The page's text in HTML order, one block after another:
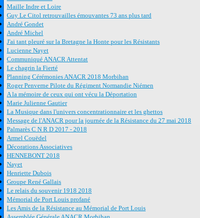
Maille Indre et Loire
Guy Le Citol retrouvailles émouvantes 73 ans plus tard
André Gondet
André Michel
J'ai tant pleuré sur la Bretagne la Honte pour les Résistants
Lucienne Nayet
Communiqué ANACR Attentat
Le chagrin la Fierté
Planning Cérémonies ANACR 2018 Morbihan
Roger Penverne Pilote du Régiment Normandie Niémen
A la mémoire de ceux qui ont vécu la Déportation
Marie Julienne Gautier
La Musique dans l'univers concentrationnaire et les ghettos
Message de l'ANACR pour la journée de la Résistance du 27 mai 2018
Palmarès C N R D 2017 - 2018
Armel Couëdel
Décorations Associatives
HENNEBONT 2018
Nayet
Henriette Dubois
Groupe René Gallais
Le relais du souvenir 1918 2018
Mémorial de Port Louis profané
Les Amis de la Résistance au Mémorial de Port Louis